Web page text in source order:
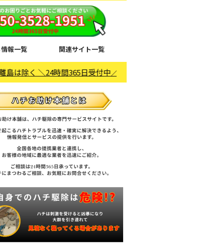
報一覧 関連サイト一覧
365日受付中／